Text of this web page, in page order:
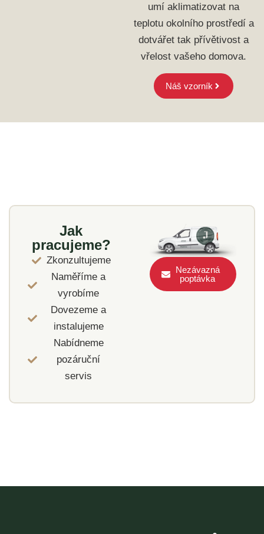
umí aklimatizovat na
teplotu okolního prostředí a
dotvářet tak přívětivost a
vřelost vašeho domova.
Náš vzorník
Jak
pracujeme?
Zkonzultujeme
Naměříme a
vyrobíme
Dovezeme a
instalujeme
Nabídneme
pozáruční
servis
Nezávazná
poptávka